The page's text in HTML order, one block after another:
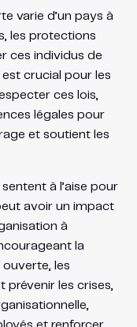
varie d’un pays à
les protections
ces individus de
crucial pour les
ces lois,
légales pour
et soutient les
à l’aise pour
avoir un impact
à
la
les
les crises,